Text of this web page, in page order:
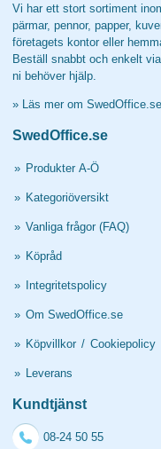
Vi har ett stort sortiment
pärmar, pennor, papper,
företagets kontor eller
Beställ snabbt och enkelt
ni behöver hjälp.
» Läs mer om SwedOffice.se
SwedOffice.se
» Produkter A-Ö
» Kategoriöversikt
» Vanliga frågor (FAQ)
» Köpråd
» Integritetspolicy
» Om SwedOffice.se
» Köpvillkor / Cookiepolicy
» Leverans
Kundtjänst
08-24 50 55